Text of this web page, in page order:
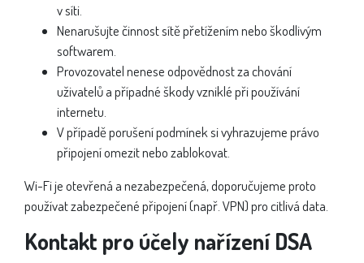
v síti.
Nenarušujte činnost sítě přetížením nebo škodlivým
softwarem.
Provozovatel nenese odpovědnost za chování
uživatelů a případné škody vzniklé při používání
internetu.
V případě porušení podmínek si vyhrazujeme právo
připojení omezit nebo zablokovat.
Wi-Fi je otevřená a nezabezpečená, doporučujeme proto
používat zabezpečené připojení (např. VPN) pro citlivá data.
Kontakt pro účely nařízení DSA